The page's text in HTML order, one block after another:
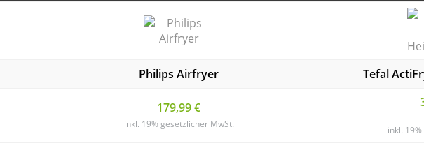
Philips Airfryer Tefal
179,99 €
inkl. 19% gesetzlicher MwSt.
inkl.